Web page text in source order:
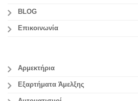
BLOG
Επικοινωνία
Αρμεκτήρια
Εξαρτήματα Άμελξης